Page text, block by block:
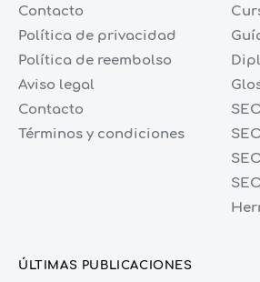
Contacto
Política de privacidad
Política de reembolso
Aviso legal
Contacto
Términos y condiciones
ÚLTIMAS PUBLICACIONES